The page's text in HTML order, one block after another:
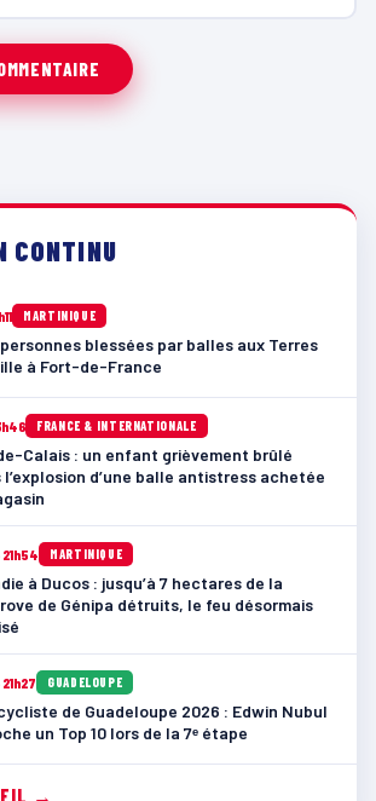
CONTINU
MARTINIQUE
blessées par balles aux Terres
à Fort-de-France
FRANCE & INTERNATIONALE
Calais : un enfant grièvement brûlé
l’explosion d’une balle antistress achetée
21h54 MARTINIQUE
à Ducos : jusqu’à 7 hectares de la
de Génipa détruits, le feu désormais
GUADELOUPE
de Guadeloupe 2026 : Edwin Nubul
un Top 10 lors de la 7ᵉ étape
FIL →